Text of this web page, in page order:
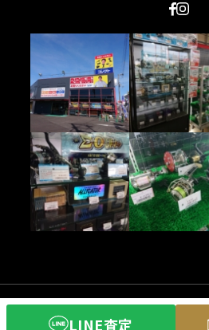
LINE査定
(C) 釣具買取専門店フィッ
All Rights